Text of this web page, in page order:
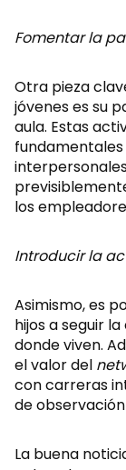
Fomentar la
Otra pieza
jóvenes es su
aula. Estas
los
Introducir la
Asimismo, es
hijos a seguir
donde viven.
el valor del
con carreras
de
La buena